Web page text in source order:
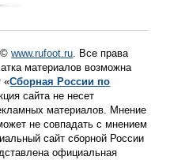
©www.rufoot.ru. Все права
материалов возможна
«Сборная России по
сайта не несет
материалов. Мнение
не совпадать с мнением
сайт сборной России
официальная